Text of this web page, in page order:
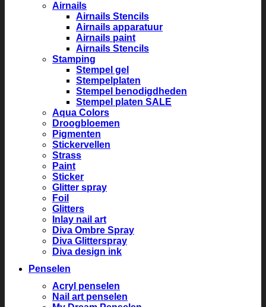
Airnails
Airnails Stencils
Airnails apparatuur
Airnails paint
Airnails Stencils
Stamping
Stempel gel
Stempelplaten
Stempel benodigdheden
Stempel platen SALE
Aqua Colors
Droogbloemen
Pigmenten
Stickervellen
Strass
Paint
Sticker
Glitter spray
Foil
Glitters
Inlay nail art
Diva Ombre Spray
Diva Glitterspray
Diva design ink
Penselen
Acryl penselen
Nail art penselen